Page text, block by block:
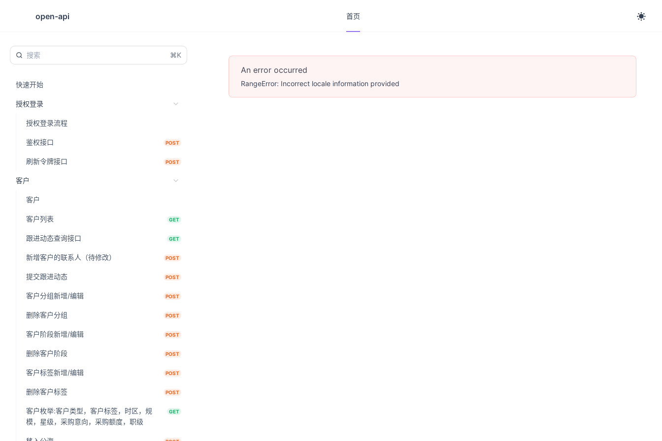
open-api
首页
⌘K
快速开始
授权登录
授权登录流程
鉴权接口 POST
刷新令牌接口 POST
客户
客户
客户列表 GET
跟进动态查询接口 GET
新增客户的联系人（待修改） POST
提交跟进动态 POST
客户分组新增/编辑 POST
删除客户分组 POST
客户阶段新增/编辑 POST
删除客户阶段 POST
客户标签新增/编辑 POST
删除客户标签 POST
客户枚举:客户类型，客户标签，时区，规
模，星级，采购意向，采购额度，职级
GET
An error occurred
RangeError: Incorrect locale information provided